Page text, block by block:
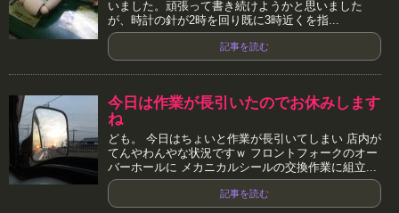
いました。頑張って書き続けようかと思いました
が、時計の針が2時を回り既に3時近くを指...
記事を読む
今日は作業が長引いたのでお休みします
ね
ども。 今日はちょいと作業が長引いてしまい 店内が
てんやわんやな状況ですｗ フロントフォークのオー
バーホールに メカニカルシールの交換作業に組立...
記事を読む